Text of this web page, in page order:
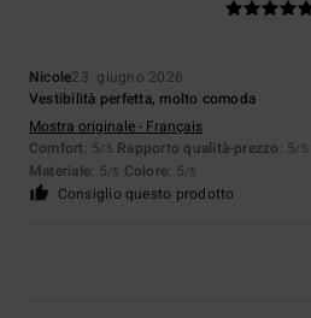
Nicole23. giugno 2026
Vestibilità perfetta, molto comoda
Mostra originale - Français
Comfort: 5/5 Rapporto qualità-prezzo: 5/5
Materiale: 5/5 Colore: 5/5
Consiglio questo prodotto